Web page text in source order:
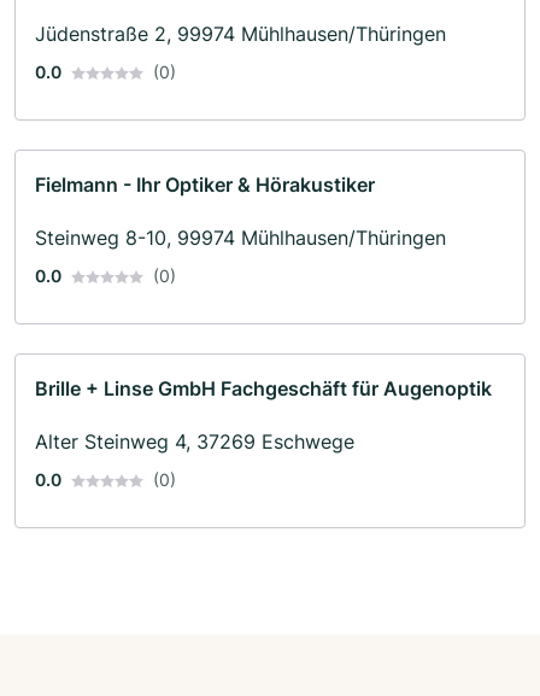
Jüdenstraße 2, 99974 Mühlhausen/Thüringen
0.0 (0)
Fielmann - Ihr Optiker & Hörakustiker
Steinweg 8-10, 99974 Mühlhausen/Thüringen
0.0 (0)
Brille + Linse GmbH Fachgeschäft für Augenoptik
Alter Steinweg 4, 37269 Eschwege
0.0 (0)